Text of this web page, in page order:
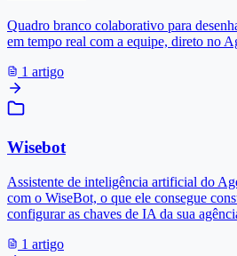
Quadro branco colaborativo para
em tempo real com a equipe, direto no
1 artigo
Wisebot
Assistente de inteligência artificial do
com o WiseBot, o que ele consegue
configurar as chaves de IA da sua
1 artigo